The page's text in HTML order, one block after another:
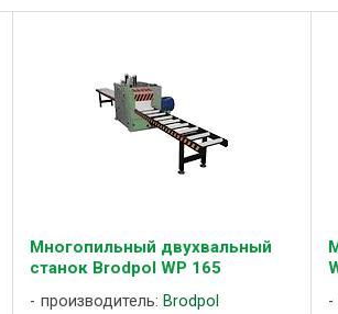
Многопильный двухвальный
станок Brodpol WP 165
производитель: Brodpol